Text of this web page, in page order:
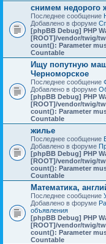
снимем недорого
Последнее сообщение
Добавлено в форуме
[phpBB Debug] PHP
[ROOT]/vendor/twig/
count(): Parameter
Countable
Ищу попутную
Черноморское
Последнее сообщение
Добавлено в форуме
[phpBB Debug] PHP
[ROOT]/vendor/twig/
count(): Parameter
Countable
жилье
Последнее сообщение
Добавлено в форуме
[phpBB Debug] PHP
[ROOT]/vendor/twig/
count(): Parameter
Countable
Математика,
Последнее сообщение
Добавлено в форуме
объявления
[phpBB Debug] PHP
[ROOT]/vendor/twig/
count(): Parameter
Countable